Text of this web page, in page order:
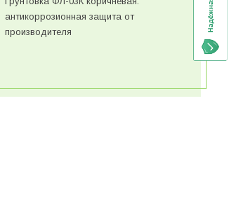
антикоррозионная защита от
производителя